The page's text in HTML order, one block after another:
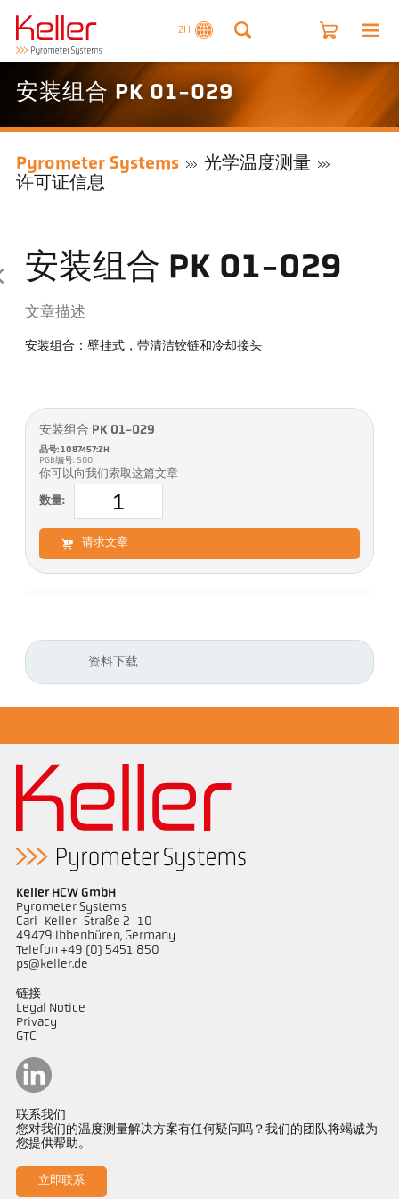
ZH
安装组合 PK 01-029
Pyrometer Systems
光学温度测量
许可证信息
安装组合 PK 01-029
文章描述
安装组合：壁挂式，带清洁铰链和冷却接头
安装组合 PK 01-029
品号: 1087457:ZH
PGB编号: 500
你可以向我们索取这篇文章
数量:
请求文章
资料下载
Keller HCW GmbH
Pyrometer Systems
Carl-Keller-Straße 2-10
49479 Ibbenbüren, Germany
Telefon +49 (0) 5451 850
ps@keller.de
链接
Legal Notice
Privacy
GTC
联系我们
您对我们的温度测量解决方案有任何疑问吗？我们的团队将竭诚为
您提供帮助。
立即联系